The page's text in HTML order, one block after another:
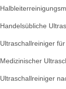
Handelsübliche
Ultraschallreiniger
Medizinischer
Ultraschallreiniger